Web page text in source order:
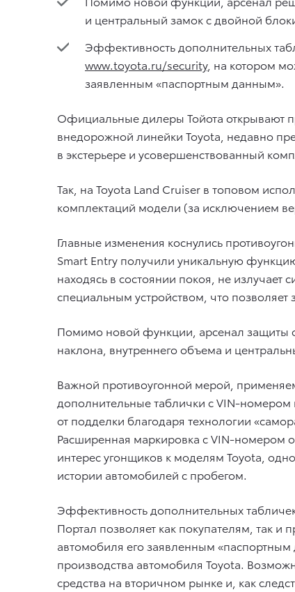
и центральный замок с двойной
Эффективность дополнительных
www.toyota.ru/security, на котором
заявленным «паспортным данным».
Официальные дилеры Тойота открывают
внедорожной линейки Toyota, недавно
в экстерьере и усовершенствованный
Так, на Toyota Land Cruiser в топовом
комплектаций модели (за исключением
Главные изменения коснулись
Smart Entry получили уникальную
находясь в состоянии покоя, не
специальным устройством, что позволяет
Помимо новой функции, арсенал защиты
наклона, внутреннего объема и
Важной противоугонной мерой,
дополнительные таблички с VIN-
от подделки благодаря технологии
Расширенная маркировка с VIN-номером
интерес угонщиков к моделям Toyota,
истории автомобилей с пробегом.
Эффективность дополнительных
Портал позволяет как покупателям, так и
автомобиля его заявленным «паспортным
производства автомобиля Toyota.
средства на вторичном рынке и, как